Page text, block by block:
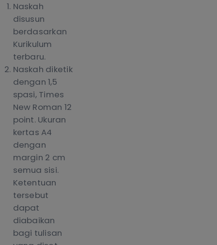
Naskah
disusun
berdasarkan
Kurikulum
terbaru.
Naskah diketik
dengan 1,5
spasi, Times
New Roman 12
point. Ukuran
kertas A4
dengan
margin 2 cm
semua sisi.
Ketentuan
tersebut
dapat
diabaikan
bagi tulisan